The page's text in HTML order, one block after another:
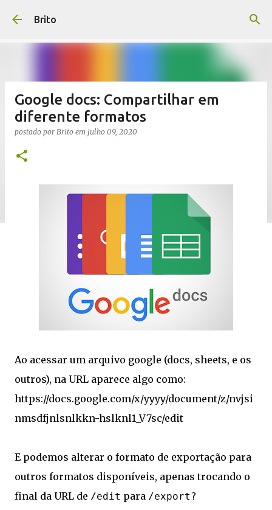
Brito
Google docs: Compartilhar em
diferente formatos
postado por Brito em julho 09, 2020
Ao acessar um arquivo google (docs, sheets, e os
outros), na URL aparece algo como:
https://docs.google.com/x/yyyy/document/z/nvjsi
nmsdfjnlsnlkkn-hslknl1_V7sc/edit
E podemos alterar o formato de exportação para
outros formatos disponíveis, apenas trocando o
final da URL de /edit para /export?